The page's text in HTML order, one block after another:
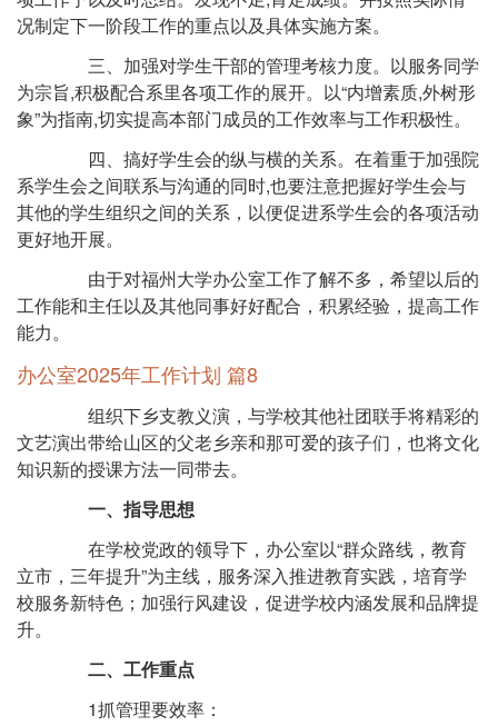
况制定下一阶段工作的重点以及具体实施方案。
三、加强对学生干部的管理考核力度。以服务同学
为宗旨,积极配合系里各项工作的展开。以“内增素质,外树形
象”为指南,切实提高本部门成员的工作效率与工作积极性。
四、搞好学生会的纵与横的关系。在着重于加强院
系学生会之间联系与沟通的同时,也要注意把握好学生会与
其他的学生组织之间的关系，以便促进系学生会的各项活动
更好地开展。
由于对福州大学办公室工作了解不多，希望以后的
工作能和主任以及其他同事好好配合，积累经验，提高工作
能力。
办公室2025年工作计划 篇8
组织下乡支教义演，与学校其他社团联手将精彩的
文艺演出带给山区的父老乡亲和那可爱的孩子们，也将文化
知识新的授课方法一同带去。
一、指导思想
在学校党政的领导下，办公室以“群众路线，教育
立市，三年提升”为主线，服务深入推进教育实践，培育学
校服务新特色；加强行风建设，促进学校内涵发展和品牌提
升。
二、工作重点
1抓管理要效率：